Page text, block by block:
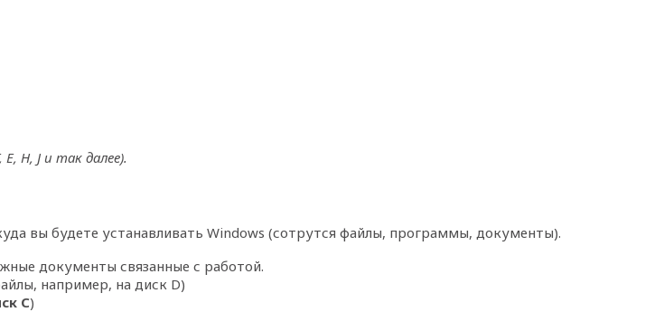
H, J и так далее).
вы будете устанавливать Windows (сотрутся файлы, программы, документы).
документы связанные с работой.
например, на диск D)
C)